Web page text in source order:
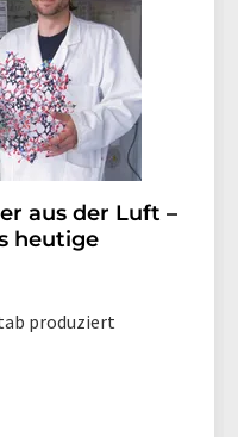
aus der Luft –
heutige
produziert